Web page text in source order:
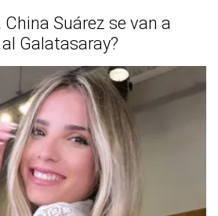
Suárez se van a
Galatasaray?